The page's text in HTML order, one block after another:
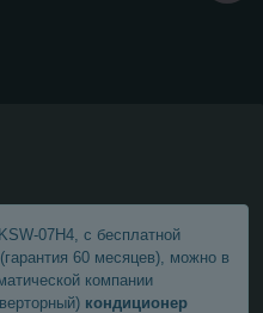
KSW-07H4, с бесплатной
60 месяцев), можно в
компании
кондиционер